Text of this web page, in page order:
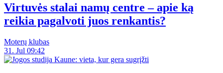
Virtuvės stalai namų centre – apie ką
reikia pagalvoti juos renkantis?
Moterų klubas
31. Jul 09:42